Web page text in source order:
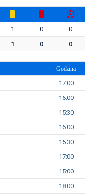
1 0
0
1 0 0
Godzina
17:00
16:00
15:30
16:00
15:30
17:00
15:00
18:00